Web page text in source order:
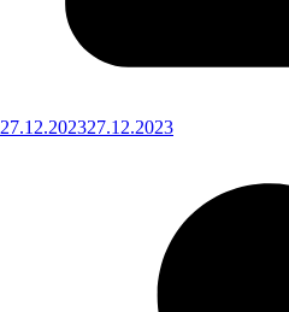
27.12.202327.12.2023